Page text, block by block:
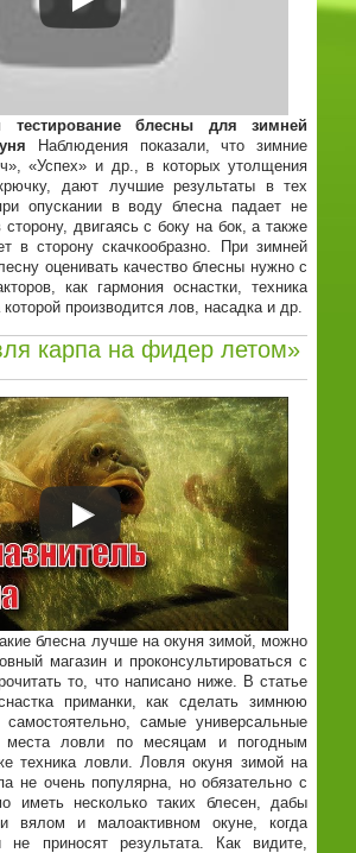
тестирование блесны для зимней
Наблюдения показали, что зимние
«Успех» и др., в которых утолщения
дают лучшие результаты в тех
опускании в воду блесна падает не
двигаясь с боку на бок, а также
в сторону скачкообразно. При зимней
оценивать качество блесны нужно с
как гармония оснастки, техника
производится лов, насадка и др.
карпа на фидер летом»
блесна лучше на окуня зимой, можно
магазин и проконсультироваться с
то, что написано ниже. В статье
приманки, как сделать зимнюю
самые универсальные
места ловли по месяцам и погодным
техника ловли. Ловля окуня зимой на
не очень популярна, но обязательно с
иметь несколько таких блесен, дабы
вялом и малоактивном окуне, когда
не приносят результата. Как видите,